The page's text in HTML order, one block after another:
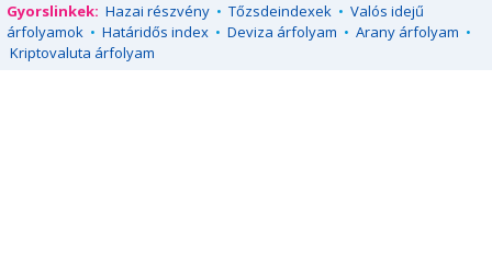
Gyorslinkek: Hazai részvény • Tőzsdeindexek • Valós idejű
árfolyamok • Határidős index • Deviza árfolyam • Arany árfolyam •
Kriptovaluta árfolyam